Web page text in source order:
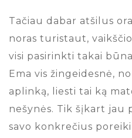
Tačiau dabar atšilus
noras turistaut,
visi pasirinkti takai
Ema vis žingeidesnė,
aplinką, liesti tai ką
nešynės. Tik šįkart jau
savo konkrečius